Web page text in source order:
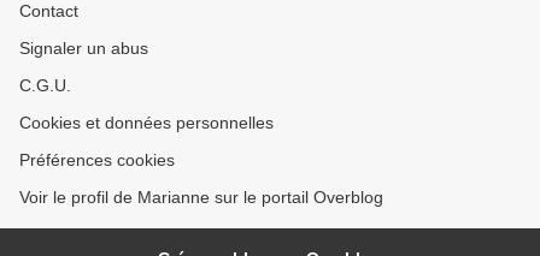
Contact
Signaler un abus
C.G.U.
Cookies et données personnelles
Préférences cookies
Voir le profil de Marianne sur le portail Overblog